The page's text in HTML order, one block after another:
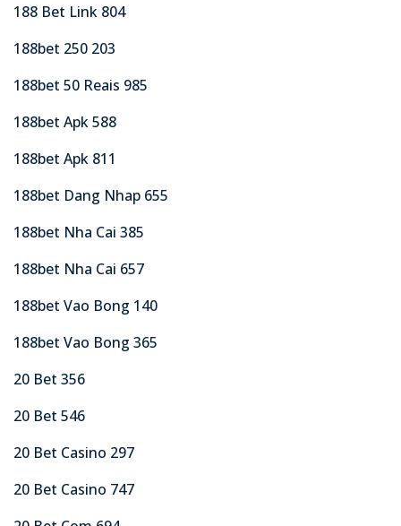
188 Bet Link 804
188bet 250 203
188bet 50 Reais 985
188bet Apk 588
188bet Apk 811
188bet Dang Nhap 655
188bet Nha Cai 385
188bet Nha Cai 657
188bet Vao Bong 140
188bet Vao Bong 365
20 Bet 356
20 Bet 546
20 Bet Casino 297
20 Bet Casino 747